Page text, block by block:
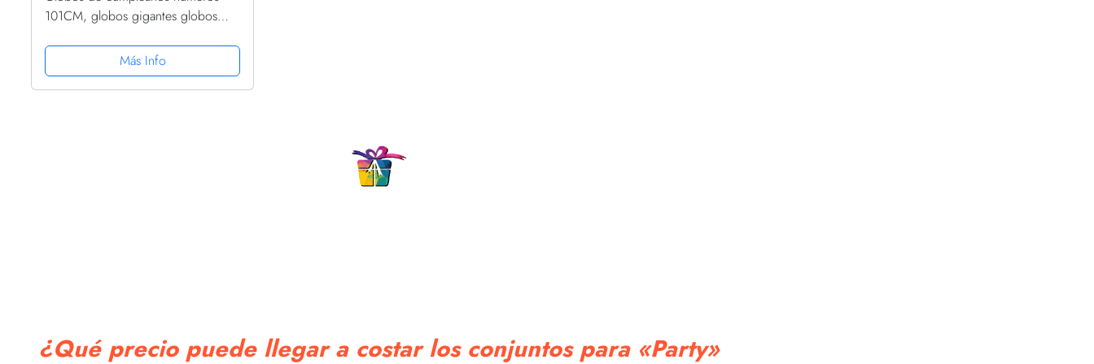
101CM, globos gigantes globos
cumpleaños, fiestas, Año Nuevo,
aniversarios, bodas decoración
(Azul...
Más Info
¿Qué precio puede llegar a costar los conjuntos para «Party»